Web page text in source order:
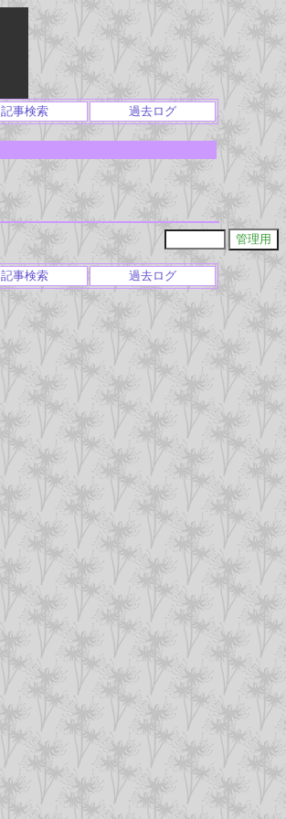
記事検索 過去ログ
記事検索 過去ログ